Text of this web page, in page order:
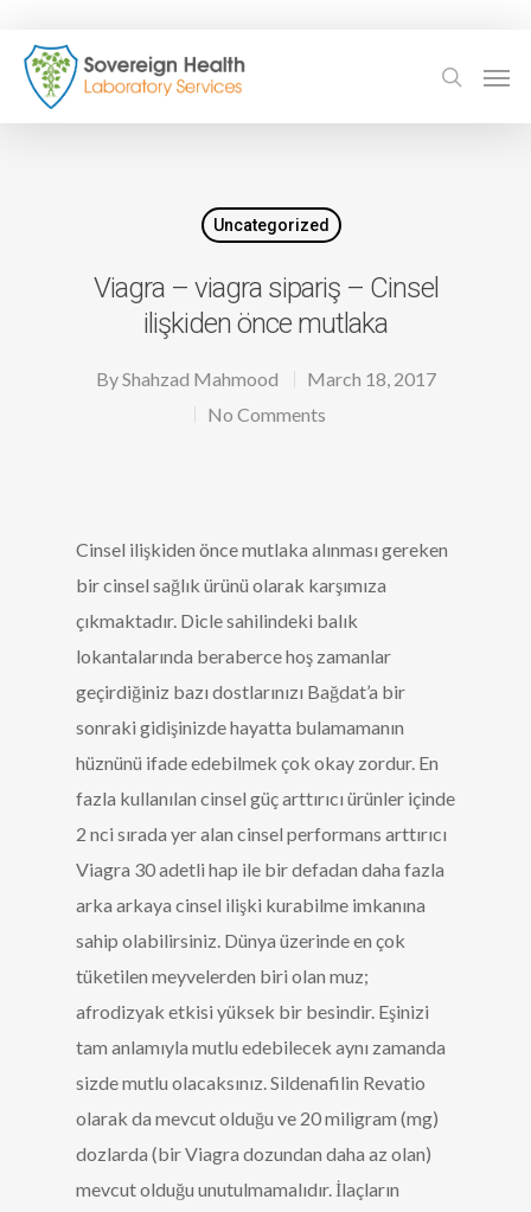
Uncategorized
Viagra – viagra sipariş – Cinsel
ilişkiden önce mutlaka
ByShahzad Mahmood
March 18, 2017
No Comments
Cinsel ilişkiden önce mutlaka alınması gereken
bir cinsel sağlık ürünü olarak karşımıza
çıkmaktadır. Dicle sahilindeki balık
lokantalarında beraberce hoş zamanlar
geçirdiğiniz bazı dostlarınızı Bağdat’a bir
sonraki gidişinizde hayatta bulamamanın
hüznünü ifade edebilmek çok okay zordur. En
fazla kullanılan cinsel güç arttırıcı ürünler içinde
2 nci sırada yer alan cinsel performans arttırıcı
Viagra 30 adetli hap ile bir defadan daha fazla
arka arkaya cinsel ilişki kurabilme imkanına
sahip olabilirsiniz. Dünya üzerinde en çok
tüketilen meyvelerden biri olan muz;
afrodizyak etkisi yüksek bir besindir. Eşinizi
tam anlamıyla mutlu edebilecek aynı zamanda
sizde mutlu olacaksınız. Sildenafilin Revatio
olarak da mevcut olduğu ve 20 miligram (mg)
dozlarda (bir Viagra dozundan daha az olan)
mevcut olduğu unutulmamalıdır. İlaçların